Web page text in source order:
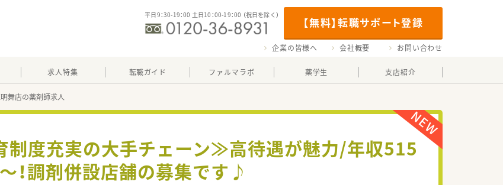
【無料】転職サポート登録
平日9：30-19：00 土日10：00-19：00 （祝日を除く）
企業の皆様へ 会社概要 お問い合わせ
求人特集 転職ガイド ファルマラボ 薬学生 支店紹介
舞店の薬剤師求人
制度充実の大手チェーン≫高待遇が魅力/年収515
！調剤併設店舗の募集です♪